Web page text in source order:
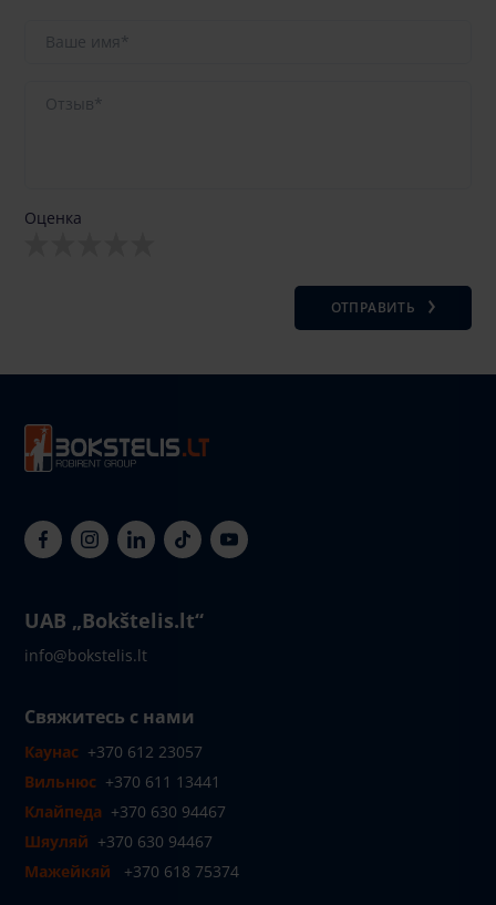
Оценка
ОТПРАВИТЬ
UAB „Bokštelis.lt“
info@bokstelis.lt
Свяжитесь с нами
Каунас +370 612 23057
Вильнюс +370 611 13441
Клайпеда +370 630 94467
Шяуляй +370 630 94467
Мажейкяй
+370 618 75374